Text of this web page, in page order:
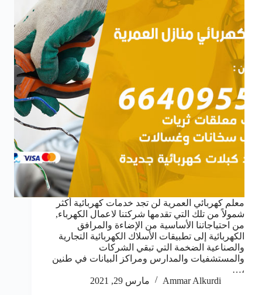
معلم كهربائي العمرية لن تجد خدمات كهربائية أكثر
شمولاً من تلك التي تقدمها شركتنا لاعمال الكهرباء,
من احتياجاتنا الأساسية من الإضاءة والمرافق
الكهربائية إلى تطبيقات الأسلاك الكهربائية التجارية
والصناعية الضخمة التي تبقي الشركات
والمستشفيات والمدارس ومراكز البيانات في طنين
،…
Ammar Alkurdi
مارس 29, 2021